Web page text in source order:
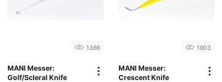
1366
MANI Messer:
Golf/Scleral Knife
1903
MANI Messer:
Crescent Knife